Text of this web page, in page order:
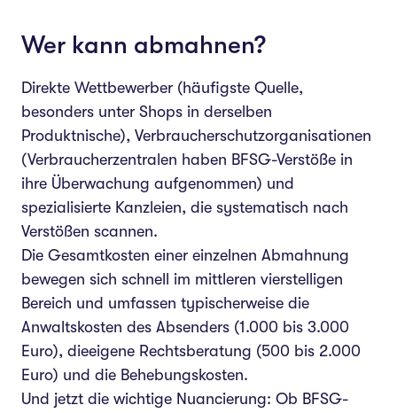
Wer kann abmahnen?
Direkte Wettbewerber (häufigste Quelle,
besonders unter Shops in derselben
Produktnische), Verbraucherschutzorganisationen
(Verbraucherzentralen haben BFSG-Verstöße in
ihre Überwachung aufgenommen) und
spezialisierte Kanzleien, die systematisch nach
Verstößen scannen.
Die Gesamtkosten einer einzelnen Abmahnung
bewegen sich schnell im mittleren vierstelligen
Bereich und umfassen typischerweise die
Anwaltskosten des Absenders (1.000 bis 3.000
Euro), dieeigene Rechtsberatung (500 bis 2.000
Euro) und die Behebungskosten.
Und jetzt die wichtige Nuancierung: Ob BFSG-